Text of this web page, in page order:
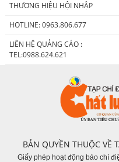
THƯƠNG HIỆU HỘI NHẬP
HOTLINE: 0963.806.677
LIÊN HỆ QUẢNG CÁO :
TEL:0988.624.621
BẢN QUYỀN THUỘC VỀ
Giấy phép hoạt động báo chí